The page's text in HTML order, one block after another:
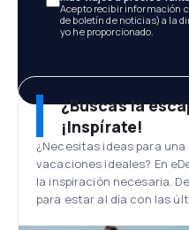
Acepto recibir información
de boletín de noticias) a la
yo he proporcionado.
¿Buscas la
¡Inspírate!
¿Necesitas ideas para
vacaciones ideales? En
la inspiración necesaria.
para estar al día con las